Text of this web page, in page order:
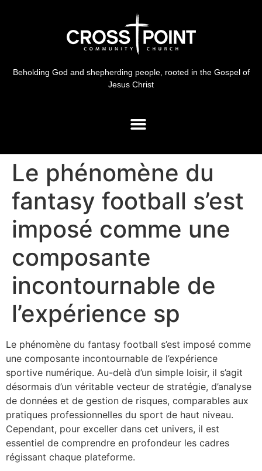
Beholding God and shepherding people, rooted in the Gospel of
Jesus Christ
Le phénomène du
fantasy football s’est
imposé comme une
composante
incontournable de
l’expérience sp
Le phénomène du fantasy football s’est imposé comme
une composante incontournable de l’expérience
sportive numérique. Au-delà d’un simple loisir, il s’agit
désormais d’un véritable vecteur de stratégie, d’analyse
de données et de gestion de risques, comparables aux
pratiques professionnelles du sport de haut niveau.
Cependant, pour exceller dans cet univers, il est
essentiel de comprendre en profondeur les cadres
régissant chaque plateforme.